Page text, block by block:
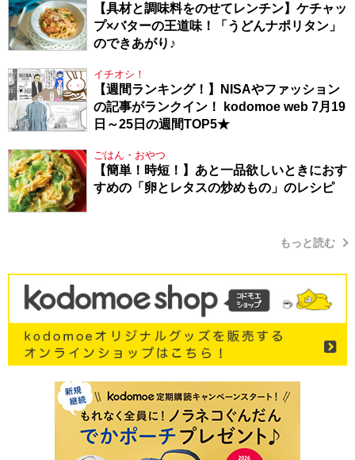
【具材と調味料をのせてレンチン】ケチャッ
プ×バターの王道味！「うどんナポリタン」
のできあがり♪
イチオシ！
【週間ランキング！】NISAやファッション
の記事がランクイン！ kodomoe web 7月19
日～25日の週間TOP5★
ごはん・おやつ
【簡単！時短！】あと一品欲しいときにおす
すめの「卵とレタスの炒めもの」のレシピ
もっと読む